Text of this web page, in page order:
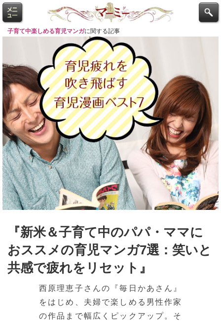
子育て中楽しめる育児マンガに関する記事
『新米＆子育て中のパパ・ママに
おススメの育児マンガ7選：笑いと
共感で疲れをリセット』
西原理恵子さんの『毎日かあさん』
をはじめ、夫婦で楽しめる男性作家
の作品まで幅広くピックアップ。そ